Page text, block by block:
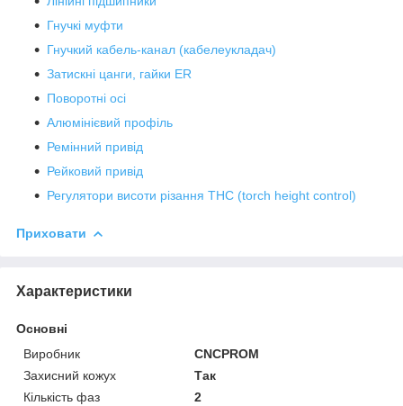
Гнучкі муфти
Гнучкий кабель-канал (кабелеукладач)
Затискні цанги, гайки ER
Поворотні осі
Алюмінієвий профіль
Ремінний привід
Рейковий привід
Регулятори висоти різання THC (torch height control)
Приховати
Характеристики
Основні
Виробник
CNCPROM
Захисний кожух
Так
Кількість фаз
2